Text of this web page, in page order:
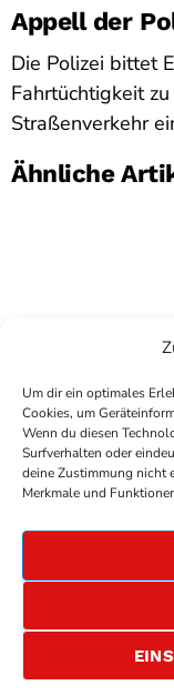
Um dir ein optimales
Cookies, um
Wenn du diesen
Surfverhalten oder
deine Zustimmung nicht
Merkmale und
Appell der
Die Polizei bittet
Fahrtüchtigkeit
Straßenverkehr
Ähnliche
COPYRIGHT